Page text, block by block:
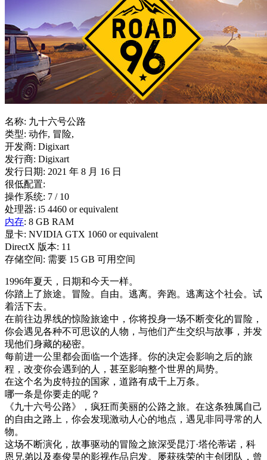
名称: 九十六号公路
类型: 动作, 冒险,
开发商: Digixart
发行商: Digixart
发行日期: 2021 年 8 月 16 日
很低配置:
操作系统: 7 / 10
处理器: i5 4460 or equivalent
内存: 8 GB RAM
显卡: NVIDIA GTX 1060 or equivalent
DirectX 版本: 11
存储空间: 需要 15 GB 可用空间
1996年夏天，日期和今天一样。
你踏上了旅途。冒险。自由。逃离。奔跑。逃离这个社会。试
着活下去。
在前往边界线的惊险旅途中，你将投身一场不断变化的冒险，
你会遇见各种不可思议的人物，与他们产生交织与故事，并发
现他们身藏的秘密。
每前进一公里都会面临一个选择。你的决定会影响之后的旅
程，改变你会遇到的人，甚至影响整个世界的局势。
在这个名为皮特拉的国家，道路有成千上万条。
哪一条是你要走的呢？
《九十六号公路》，疯狂而美丽的公路之旅。在这条独属自己
的自由之路上，你会发现激动人心的地点，遇见非同寻常的人
物。
这场不断演化，故事驱动的冒险之旅深受昆汀·塔伦蒂诺，科
恩兄弟以及奉俊昊的影视作品启发。屡获殊荣的主创团队，曾